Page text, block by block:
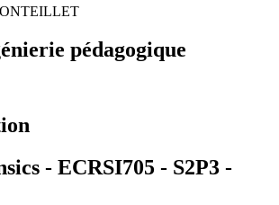
pédagogique
- ECRSI705 - S2P3 -